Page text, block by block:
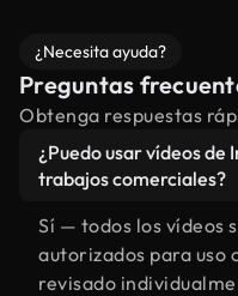
¿Necesita ayuda?
Preguntas
Obtenga respuestas
¿Puedo usar vídeos
trabajos comerciales?
Sí — todos los vídeos
autorizados para uso
revisado